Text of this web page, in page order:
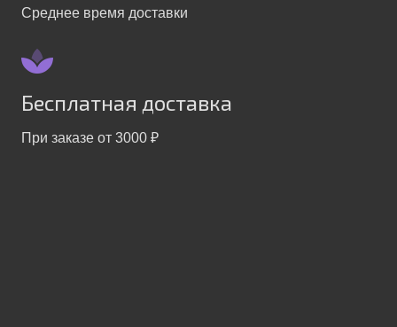
Среднее время доставки
Бесплатная доставка
При заказе от 3000 ₽